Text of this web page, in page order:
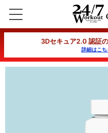
24/7Workout ナチュラルサプリ 6ヶ月コース
3Dセキュア2.0 認証
詳細はこち